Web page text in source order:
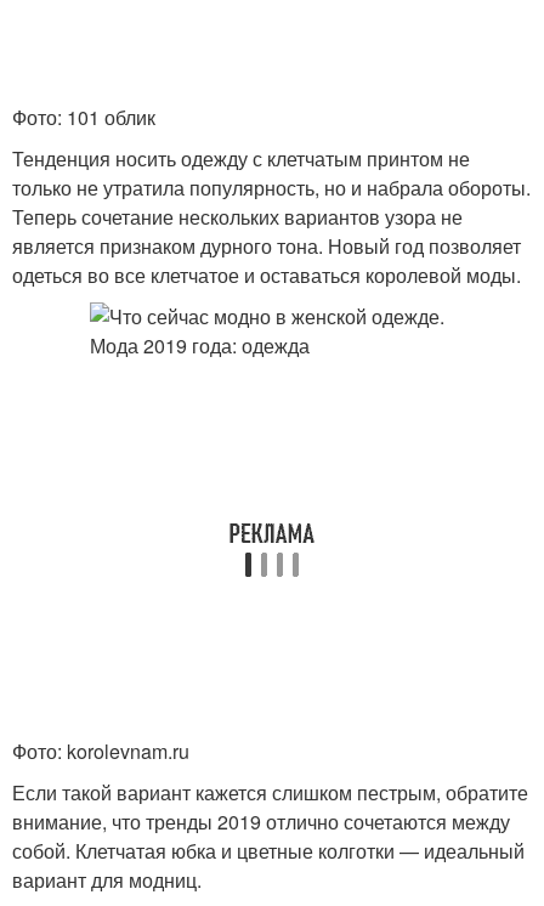
Фото: 101 облик
Тенденция носить одежду с клетчатым принтом не
только не утратила популярность, но и набрала обороты.
Теперь сочетание нескольких вариантов узора не
является признаком дурного тона. Новый год позволяет
одеться во все клетчатое и оставаться королевой моды.
Фото: korolevnam.ru
Если такой вариант кажется слишком пестрым, обратите
внимание, что тренды 2019 отлично сочетаются между
собой. Клетчатая юбка и цветные колготки — идеальный
вариант для модниц.